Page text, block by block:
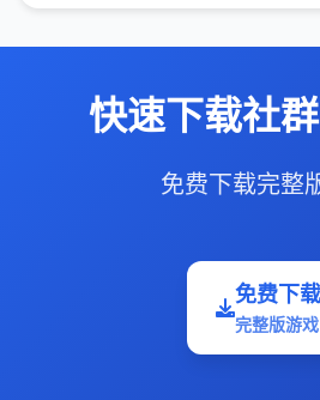
快速下载社
免费下载完整
免费下载
完整版游戏